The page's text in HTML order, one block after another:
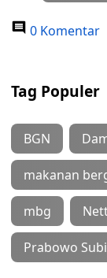
0 Komentar
Tag Populer
BGN
makanan
mbg
Prabowo